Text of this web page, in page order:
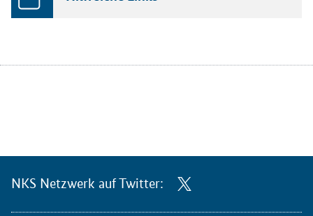
NKS Netzwerk auf Twitter: